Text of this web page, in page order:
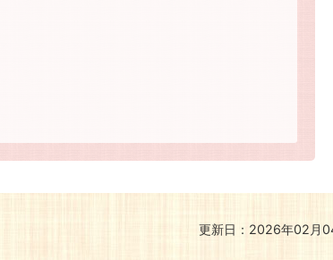
更新日：2026年02月